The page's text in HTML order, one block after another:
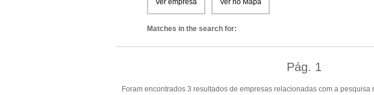
Ver empresa Ver no Mapa
Matches in the search for:
Pág. 1
Foram encontrados 3 resultados de empresas relacionadas com a pesquisa